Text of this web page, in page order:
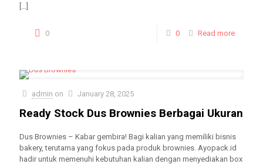
[…]
0 0 Read more
admin on January 28, 2025
Ready Stock Dus Brownies Berbagai Ukuran
Dus Brownies – Kabar gembira! Bagi kalian yang memiliki bisnis
bakery, terutama yang fokus pada produk brownies. Ayopack.id
hadir untuk memenuhi kebutuhan kalian dengan menyediakan box